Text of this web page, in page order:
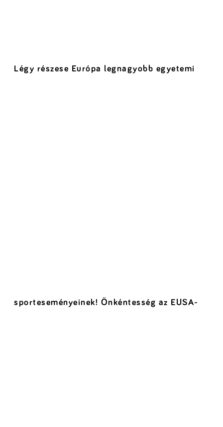
Légy részese Európa legnagyobb egyetemi
sporteseményeinek! Önkéntesség az EUSA-